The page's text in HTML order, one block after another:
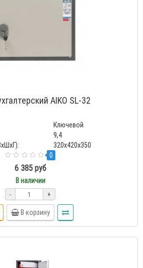
AIKO SL-32
Ключевой
9,4
320x420x350
0
6 385 руб
В наличии
- +
В корзину